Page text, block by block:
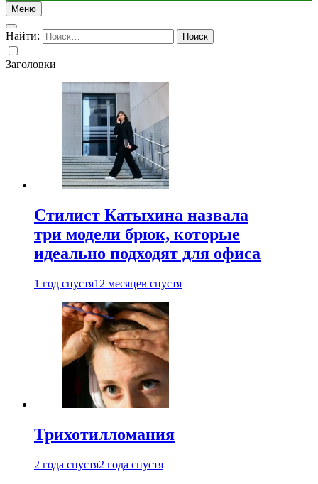
Меню
Найти:
Заголовки
Стилист Катыхина назвала
три модели брюк, которые
идеально подходят для офиса
1 год спустя12 месяцев спустя
Трихотилломания
2 года спустя2 года спустя